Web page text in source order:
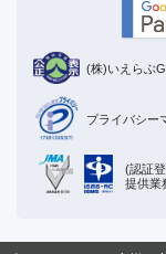
(株)いえらぶ
プライバシー
(認証
提供業